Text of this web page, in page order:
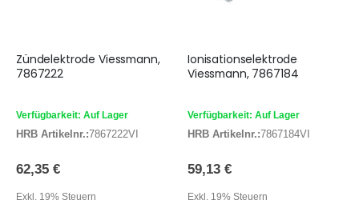
Zündelektrode Viessmann,
7867222
Verfügbarkeit: Auf Lager
HRB Artikelnr.:7867222VI
62,35 €
Exkl. 19% Steuern
Ionisationselektrode
Viessmann, 7867184
Verfügbarkeit: Auf Lager
HRB Artikelnr.:7867184VI
59,13 €
Exkl. 19% Steuern